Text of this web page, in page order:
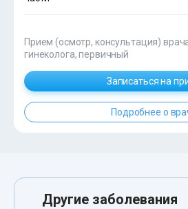
Прием (осмотр, консультация)
гинеколога, первичный
Записаться на
Подробнее о
Другие заболевания